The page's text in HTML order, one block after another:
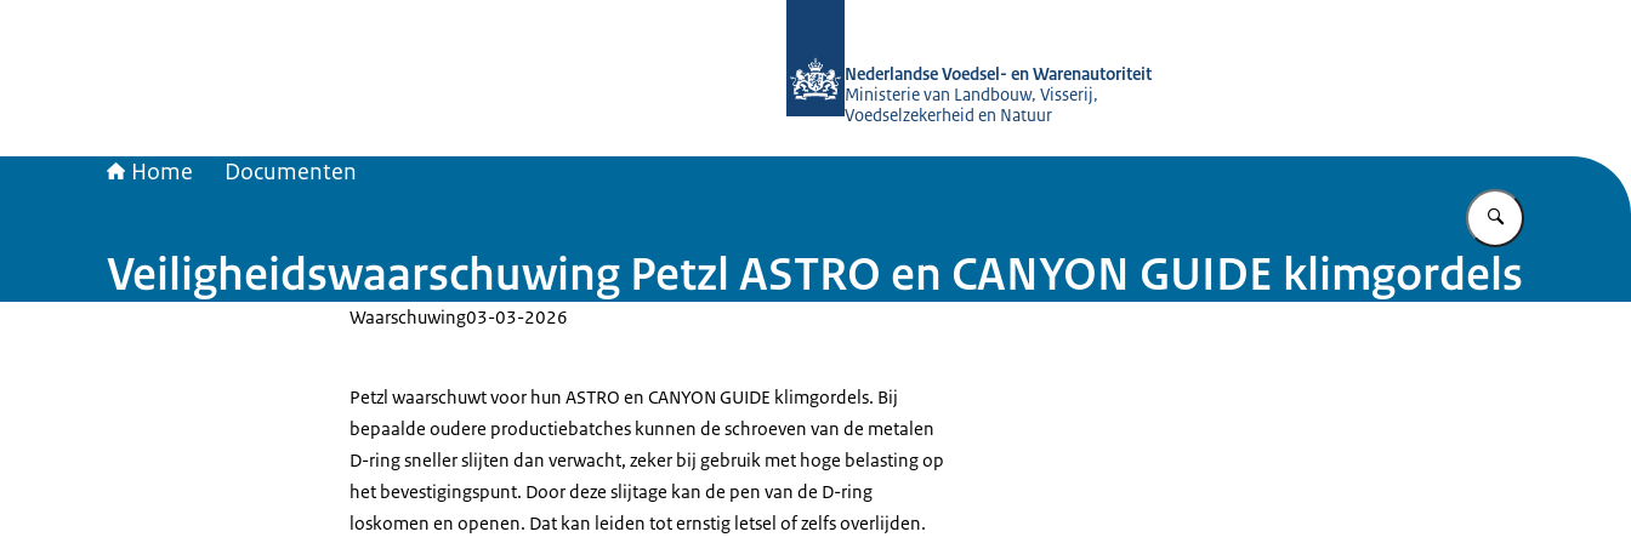
Nederlandse Voedsel- en Warenautoriteit
Ministerie van Landbouw, Visserij,
Voedselzekerheid en Natuur
Home Documenten
Vul in wat u
Veiligheidswaarschuwing Petzl ASTRO en CANYON GUIDE klimgordels
Waarschuwing03-03-2026
Petzl waarschuwt voor hun ASTRO en CANYON GUIDE klimgordels. Bij
bepaalde oudere productiebatches kunnen de schroeven van de metalen
D-ring sneller slijten dan verwacht, zeker bij gebruik met hoge belasting op
het bevestigingspunt. Door deze slijtage kan de pen van de D-ring
loskomen en openen. Dat kan leiden tot ernstig letsel of zelfs overlijden.